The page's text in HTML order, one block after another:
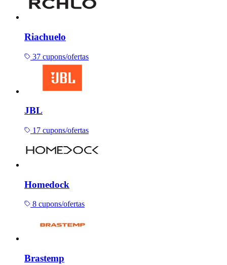
Riachuelo
37 cupons/ofertas
JBL
17 cupons/ofertas
Homedock
8 cupons/ofertas
Brastemp